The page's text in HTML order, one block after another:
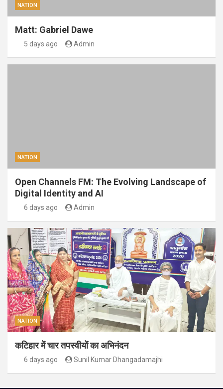
NATION
Matt: Gabriel Dawe
5 days ago Admin
NATION
Open Channels FM: The Evolving Landscape of
Digital Identity and AI
6 days ago Admin
NATION
कटिहार में चार तपस्वीयों का अभिनंदन
6 days ago Sunil Kumar Dhangadamajhi